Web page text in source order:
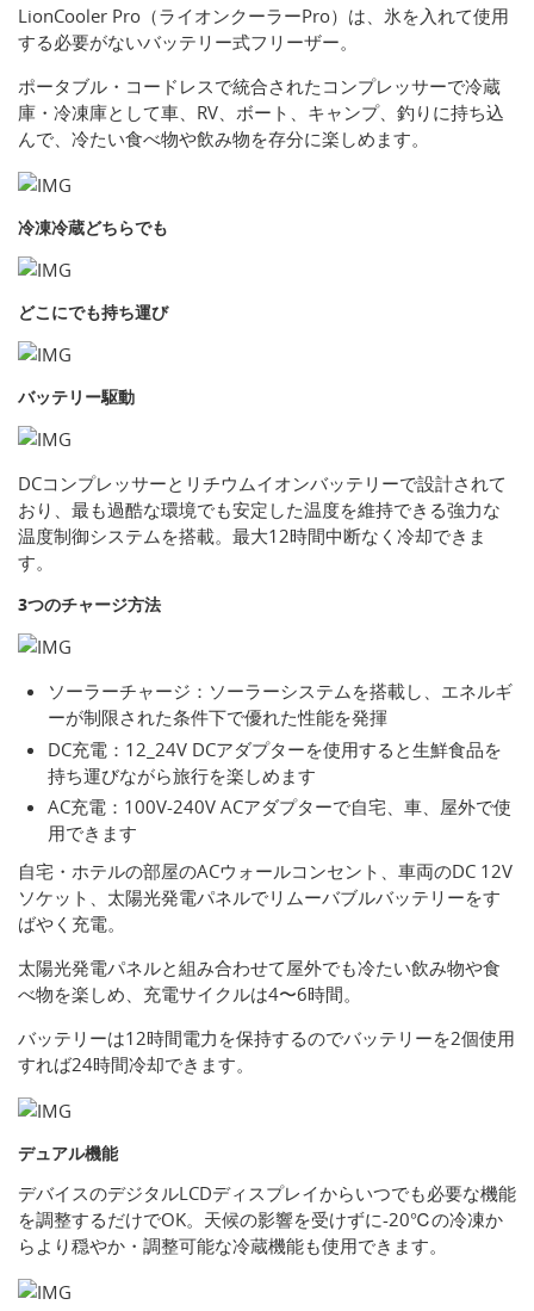
LionCooler Pro（ライオンクーラーPro）は、氷を入れて使用
する必要がないバッテリー式フリーザー。
ポータブル・コードレスで統合されたコンプレッサーで冷蔵
庫・冷凍庫として車、RV、ボート、キャンプ、釣りに持ち込
んで、冷たい食べ物や飲み物を存分に楽しめます。
冷凍冷蔵どちらでも
どこにでも持ち運び
バッテリー駆動
DCコンプレッサーとリチウムイオンバッテリーで設計されて
おり、最も過酷な環境でも安定した温度を維持できる強力な
温度制御システムを搭載。最大12時間中断なく冷却できま
す。
3つのチャージ方法
ソーラーチャージ：ソーラーシステムを搭載し、エネルギ
ーが制限された条件下で優れた性能を発揮
DC充電：12_24V DCアダプターを使用すると生鮮食品を
持ち運びながら旅行を楽しめます
AC充電：100V-240V ACアダプターで自宅、車、屋外で使
用できます
自宅・ホテルの部屋のACウォールコンセント、車両のDC 12V
ソケット、太陽光発電パネルでリムーバブルバッテリーをす
ばやく充電。
太陽光発電パネルと組み合わせて屋外でも冷たい飲み物や食
べ物を楽しめ、充電サイクルは4〜6時間。
バッテリーは12時間電力を保持するのでバッテリーを2個使用
すれば24時間冷却できます。
デュアル機能
デバイスのデジタルLCDディスプレイからいつでも必要な機能
を調整するだけでOK。天候の影響を受けずに-20℃の冷凍か
らより穏やか・調整可能な冷蔵機能も使用できます。